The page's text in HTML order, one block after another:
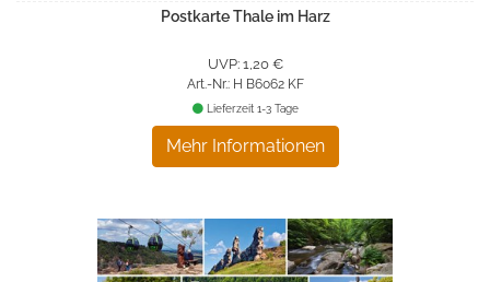
Postkarte Thale im Harz
UVP: 1,20 €
Art.-Nr.: H B6062 KF
Mehr Informationen
Lieferzeit 1-3 Tage